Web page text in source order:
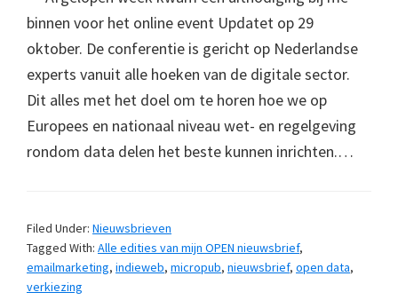
binnen voor het online event Updatet op 29
oktober. De conferentie is gericht op Nederlandse
experts vanuit alle hoeken van de digitale sector.
Dit alles met het doel om te horen hoe we op
Europees en nationaal niveau wet- en regelgeving
rondom data delen het beste kunnen inrichten.…
Filed Under: Nieuwsbrieven
Tagged With: Alle edities van mijn OPEN nieuwsbrief,
emailmarketing, indieweb, micropub, nieuwsbrief, open data,
verkiezing